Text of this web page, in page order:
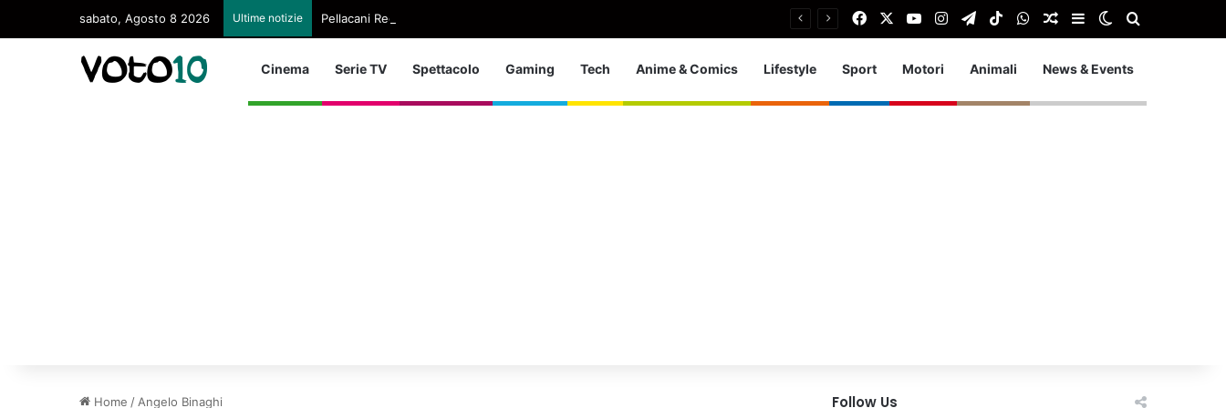
sabato, Agosto 8 2026 Ultime notizie Pellacani Regina d’Europa dei tuffi: a Parigi 5 ori per l’azzurra FacebookYou TubeInstagram
TelegramTikTokWhatsApp
Articolo Random
Barra laterale
Cambia aspetto
Cinema Serie TV Spettacolo Gaming Tech Anime & Comics Lifestyle Sport Motori Animali News & Events
Home / Angelo Binaghi Follow Us